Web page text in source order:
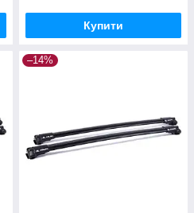
Купити
–14%